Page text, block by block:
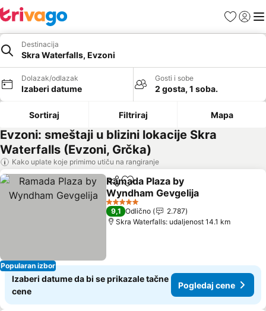
FavoritiPrijavi
Destinacija
Skra Waterfalls, Evzoni
Dolazak/odlazak
Izaberi datume
Gosti i sobe
2 gosta, 1 soba.
Sortiraj Filtriraj Mapa
Evzoni: smeštaji u blizini lokacije Skra
Waterfalls (Evzoni, Grčka)
Kako uplate koje primimo utiču na rangiranje
Popularan izbor
Deli Dodati u favorite
Ramada Plaza by
Wyndham Gevgelija
Pogledaj cene
5 Zvezdice
9,1 Odlično
2.787
Skra Waterfalls: udaljenost 14.1 km
Izaberi datume da bi se prikazale tačne
cene
Pogledaj cene